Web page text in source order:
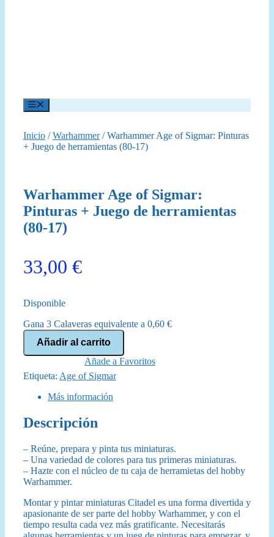
Menú
Inicio /Warhammer/ Warhammer Age of Sigmar: Pinturas
+ Juego de herramientas (80-17)
Warhammer Age of Sigmar:
Pinturas + Juego de herramientas
(80-17)
33,00 €
Disponible
Gana 3 Calaveras equivalente a 0,60 €
Warhammer
Age
of
Pinturas
Juego
herramientas
17)
cantidad
Añadir al carrito
Añade a Favoritos
Etiqueta: Age of Sigmar
Más información
Descripción
– Reúne, prepara y pinta tus miniaturas.
– Una variedad de colores para tus primeras miniaturas.
– Hazte con el núcleo de tu caja de herramietas del hobby
Warhammer.
Montar y pintar miniaturas Citadel es una forma divertida y
apasionante de ser parte del hobby Warhammer, y con el
tiempo resulta cada vez más gratificante. Necesitarás